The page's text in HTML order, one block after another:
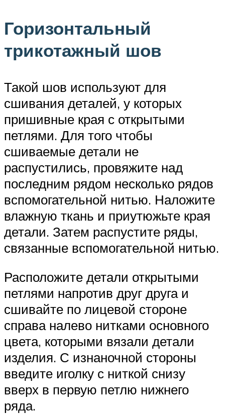
Горизонтальный
трикотажный шов
Такой шов используют для
сшивания деталей, у которых
пришивные края с открытыми
петлями. Для того чтобы
сшиваемые детали не
распустились, провяжите над
последним рядом несколько рядов
вспомогательной нитью. Наложите
влажную ткань и приутюжьте края
детали. Затем распустите ряды,
связанные вспомогательной нитью.
Расположите детали открытыми
петлями напротив друг друга и
сшивайте по лицевой стороне
справа налево нитками основного
цвета, которыми вязали детали
изделия. С изнаночной стороны
введите иголку с ниткой снизу
вверх в первую петлю нижнего
ряда.